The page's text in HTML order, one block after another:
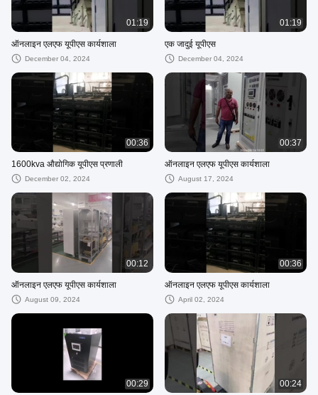
01:19
ऑनलाइन एलएफ यूपीएस कार्यशाला
December 04, 2024
01:19
एक जादुई यूपीएस
December 04, 2024
00:36
1600kva औद्योगिक यूपीएस प्रणाली
December 02, 2024
00:37
ऑनलाइन एलएफ यूपीएस कार्यशाला
August 17, 2024
00:12
ऑनलाइन एलएफ यूपीएस कार्यशाला
August 09, 2024
00:36
ऑनलाइन एलएफ यूपीएस कार्यशाला
April 02, 2024
00:29 00:24